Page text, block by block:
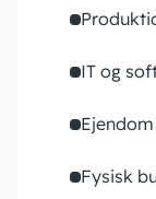
IT og
Fysisk